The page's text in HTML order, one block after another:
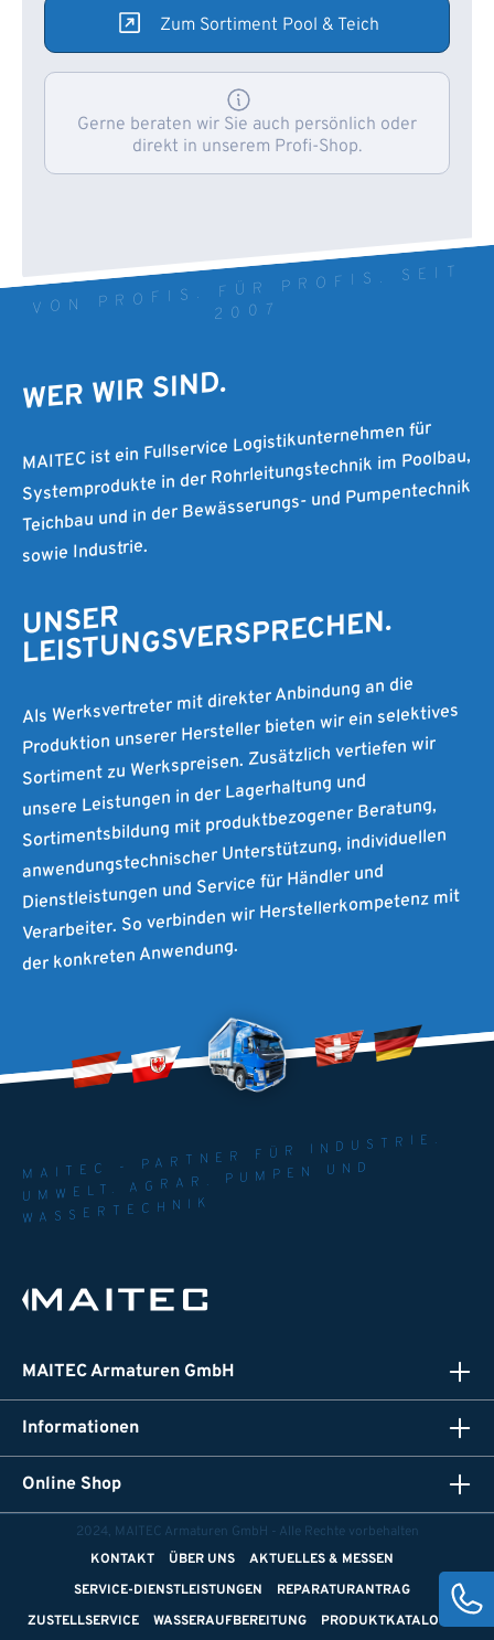
Zum Sortiment Pool & Teich
Gerne beraten wir Sie auch persönlich oder
direkt in unserem Profi-Shop.
VON PROFIS. FÜR PROFIS. SEIT
2007
WER WIR SIND.
MAITEC ist ein Fullservice Logistikunternehmen für
Systemprodukte in der Rohrleitungstechnik im Poolbau,
Teichbau und in der Bewässerungs- und Pumpentechnik
sowie Industrie.
UNSER
LEISTUNGSVERSPRECHEN.
Als Werksvertreter mit direkter Anbindung an die
Produktion unserer Hersteller bieten wir ein selektives
Sortiment zu Werkspreisen. Zusätzlich vertiefen wir
unsere Leistungen in der Lagerhaltung und
Sortimentsbildung mit produktbezogener Beratung,
anwendungstechnischer Unterstützung, individuellen
Dienstleistungen und Service für Händler und
Verarbeiter. So verbinden wir Herstellerkompetenz mit
der konkreten Anwendung.
MAITEC - PARTNER FÜR INDUSTRIE.
UMWELT. AGRAR. PUMPEN UND
WASSERTECHNIK
MAITEC Armaturen GmbH
Informationen
Online Shop
2024, MAITEC Armaturen GmbH - Alle Rechte vorbehalten
KONTAKT
ÜBER UNS
AKTUELLES & MESSEN
SERVICE-DIENSTLEISTUNGEN
REPARATURANTRAG
ZUSTELLSERVICE
WASSERAUFBEREITUNG PRODUKTKATALOGE